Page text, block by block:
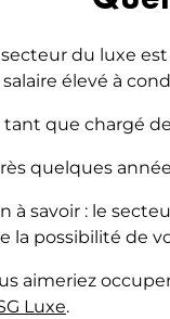
secteur du luxe
élevé à
tant que chargé
quelques
à savoir : le
la possibilité de
aimeriez
Luxe.